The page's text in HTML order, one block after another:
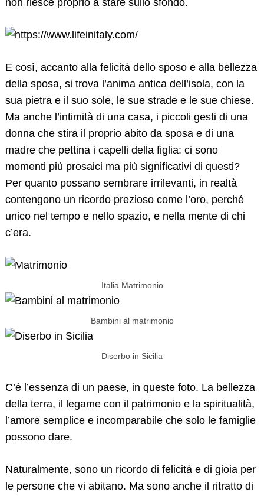
non riesce proprio a stare sullo sfondo.
E così, accanto alla felicità dello sposo e alla bellezza
della sposa, si trova l’anima antica dell’isola, con la
sua pietra e il suo sole, le sue strade e le sue chiese.
Ma anche l’intimità di una casa, i piccoli gesti di una
donna che stira il proprio abito da sposa e di una
madre che pettina i capelli della figlia: ci sono
momenti più prosaici ma più significativi di questi?
Per quanto possano sembrare irrilevanti, in realtà
contengono un ricordo prezioso come l’oro, perché
unico nel tempo e nello spazio, e nella mente di chi
c’era.
Italia Matrimonio
Bambini al matrimonio
Diserbo in Sicilia
C’è l’essenza di un paese, in queste foto. La bellezza
della terra, il legame con il patrimonio e la spiritualità,
l’amore semplice e incomparabile che solo le famiglie
possono dare.
Naturalmente, sono un ricordo di felicità e di gioia per
le persone che vi abitano. Ma sono anche il ritratto di